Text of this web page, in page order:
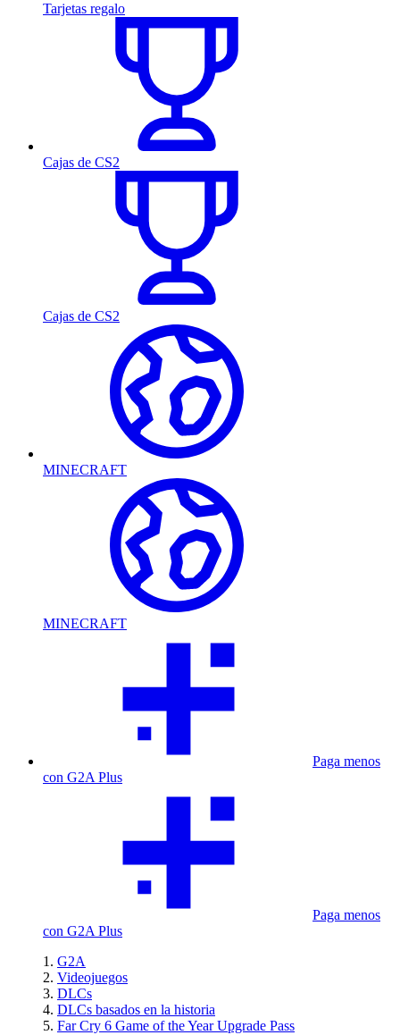
Tarjetas regalo
Cajas de CS2
Cajas de CS2
MINECRAFT
MINECRAFT
Paga menos
con G2A Plus
Paga menos
con G2A Plus
G2A
Videojuegos
DLCs
DLCs basados en la historia
Far Cry 6 Game of the Year Upgrade Pass